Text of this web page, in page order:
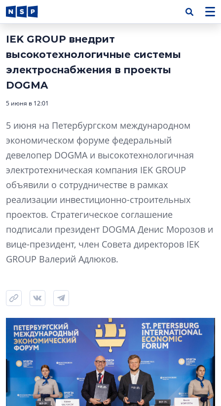
IEK GROUP внедрит
высокотехнологичные системы
электроснабжения в проекты
DOGMA
5 июня в 12:01
5 июня на Петербургском международном
экономическом форуме федеральный
девелопер DOGMA и высокотехнологичная
электротехническая компания IEK GROUP
объявили о сотрудничестве в рамках
реализации инвестиционно-строительных
проектов. Стратегическое соглашение
подписали президент DOGMA Денис Морозов и
вице-президент, член Совета директоров IEK
GROUP Валерий Адлюков.